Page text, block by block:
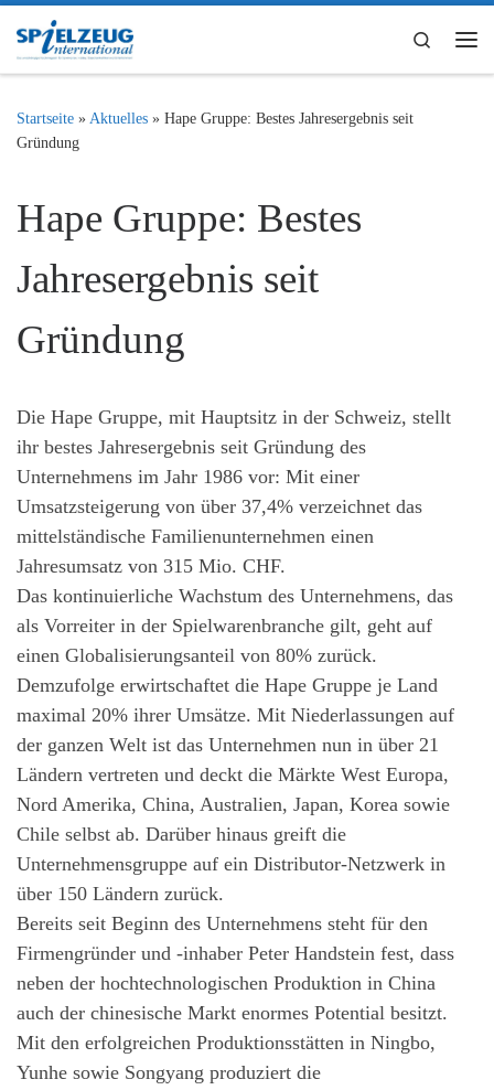
Zum Inhalt springen
Search
Startseite » Aktuelles » Hape Gruppe: Bestes Jahresergebnis seit
Gründung
Hape Gruppe: Bestes
Jahresergebnis seit
Gründung
Die Hape Gruppe, mit Hauptsitz in der Schweiz, stellt
ihr bestes Jahresergebnis seit Gründung des
Unternehmens im Jahr 1986 vor: Mit einer
Umsatzsteigerung von über 37,4% verzeichnet das
mittelständische Familienunternehmen einen
Jahresumsatz von 315 Mio. CHF.
Das kontinuierliche Wachstum des Unternehmens, das
als Vorreiter in der Spielwarenbranche gilt, geht auf
einen Globalisierungsanteil von 80% zurück.
Demzufolge erwirtschaftet die Hape Gruppe je Land
maximal 20% ihrer Umsätze. Mit Niederlassungen auf
der ganzen Welt ist das Unternehmen nun in über 21
Ländern vertreten und deckt die Märkte West Europa,
Nord Amerika, China, Australien, Japan, Korea sowie
Chile selbst ab. Darüber hinaus greift die
Unternehmensgruppe auf ein Distributor-Netzwerk in
über 150 Ländern zurück.
Bereits seit Beginn des Unternehmens steht für den
Firmengründer und -inhaber Peter Handstein fest, dass
neben der hochtechnologischen Produktion in China
auch der chinesische Markt enormes Potential besitzt.
Mit den erfolgreichen Produktionsstätten in Ningbo,
Yunhe sowie Songyang produziert die